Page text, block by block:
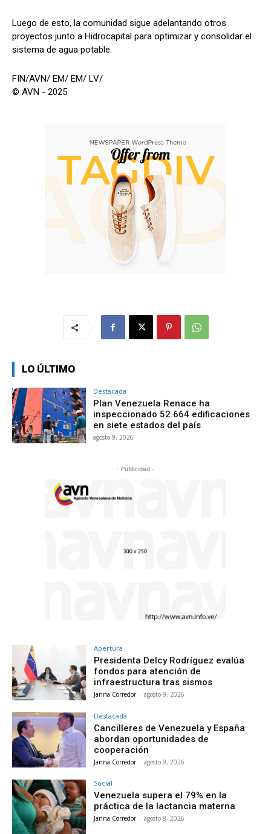
Luego de esto, la comunidad sigue adelantando otros
proyectos junto a Hidrocapital para optimizar y consolidar el
sistema de agua potable.
FIN/AVN/ EM/ EM/ LV/
© AVN - 2025
LO ÚLTIMO
Destacada
Plan Venezuela Renace ha
inspeccionado 52.664 edificaciones
en siete estados del país
agosto 9, 2026
- Publicidad -
Apertura
Presidenta Delcy Rodríguez evalúa
fondos para atención de
infraestructura tras sismos
Janna Corredor - agosto 9, 2026
Destacada
Cancilleres de Venezuela y España
abordan oportunidades de
cooperación
Janna Corredor - agosto 9, 2026
Social
Venezuela supera el 79% en la
práctica de la lactancia materna
Janna Corredor - agosto 8, 2026